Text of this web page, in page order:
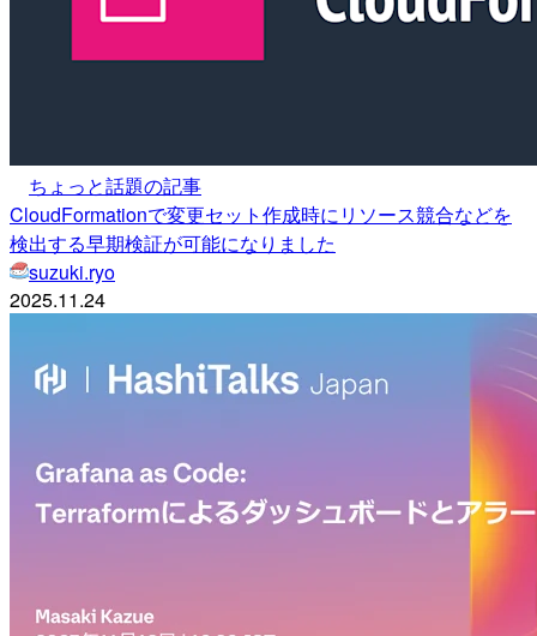
ちょっと話題の記事
CloudFormationで変更セット作成時にリソース競合などを
検出する早期検証が可能になりました
suzuki.ryo
2025.11.24